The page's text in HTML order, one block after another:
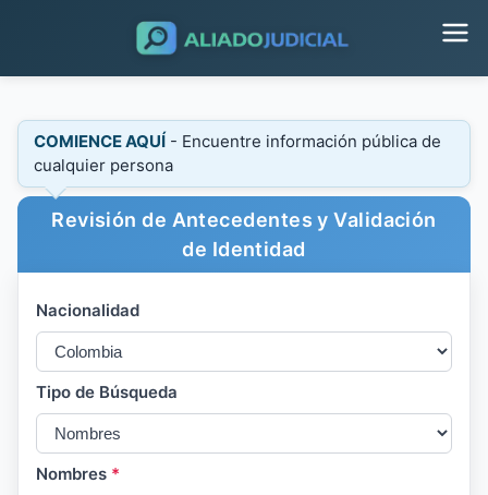
COMIENCE AQUÍ - Encuentre información pública de
cualquier persona
Revisión de Antecedentes y Validación
de Identidad
Nacionalidad
Tipo de Búsqueda
Nombres *